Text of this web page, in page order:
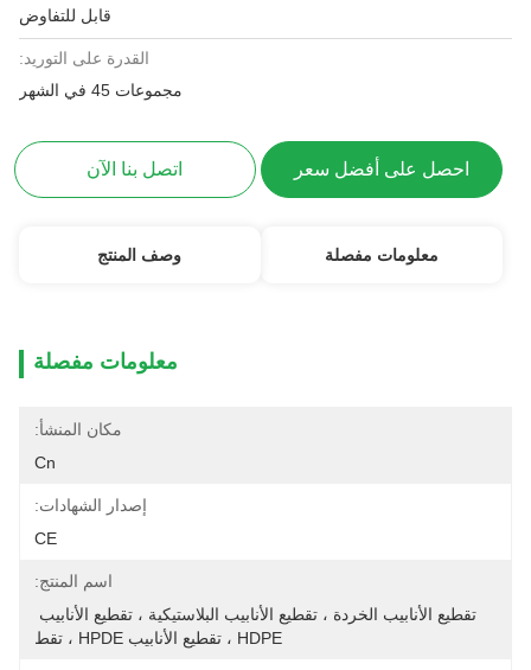
قابل للتفاوض
القدرة على التوريد:
مجموعات 45 في الشهر
احصل على أفضل سعر اتصل بنا الآن
معلومات مفصلة وصف المنتج
معلومات مفصلة
مكان المنشأ:
Cn
إصدار الشهادات:
CE
اسم المنتج:
HDPE ، تقطيع الأنابيب HPDE ، تقط